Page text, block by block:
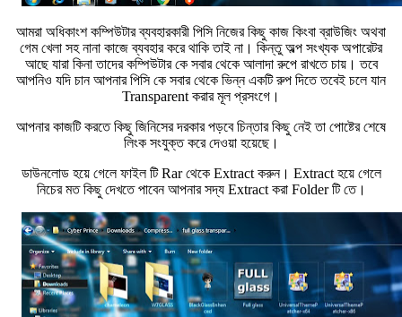
আমরা অধিকাংশ কম্পিউটার ব্যবহারকারী পিসি নিজের কিছু কাজ কিংবা ব্রাউজিং অথবা
গেম খেলা সহ নানা কাজে ব্যবহার করে থাকি তাই না। কিন্তু অল্প সংখ্যক অপারেটর
আছে যারা কিনা তাদের কম্পিউটার কে সবার থেকে আলাদা রুপে রাখতে চায়। তবে
আপনিও যদি চান আপনার পিসি কে সবার থেকে ভিন্ন একটি রুপ দিতে তবেই চলে যান
Transparent করার মূল প্রসংগে।
আপনার কাজটি করতে কিছু জিনিসের দরকার পড়বে চিন্তার কিছু নেই তা পোষ্টের শেষে
লিংক সংযুক্ত করে দেওয়া হয়েছে।
ডাউনলোড হয়ে গেলে ফাইল টি Rar থেকে Extract করুন। Extract হয়ে গেলে
নিচের মত কিছু দেখতে পাবেন আপনার সদ্য Extract করা Folder টি তে।